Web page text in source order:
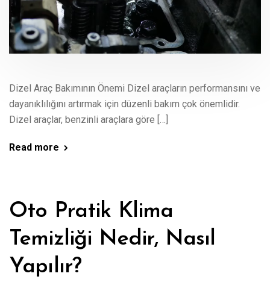
Dizel Araç Bakımının Önemi Dizel araçların performansını ve
dayanıklılığını artırmak için düzenli bakım çok önemlidir.
Dizel araçlar, benzinli araçlara göre […]
Read more
Oto Pratik Klima
Temizliği Nedir, Nasıl
Yapılır?